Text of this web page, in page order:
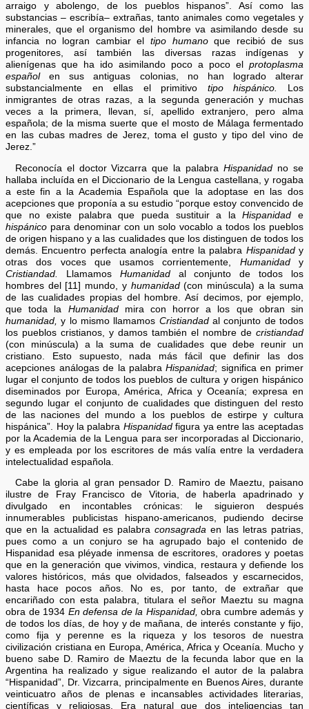
arraigo y abolengo, de los pueblos hispanos”. Así como las
substancias – escribía– extrañas, tanto animales como vegetales y
minerales, que el organismo del hombre va asimilando desde su
infancia no logran cambiar el tipo humanoque recibió de sus
progenitores, así también las diversas razas indígenas y
alienígenas que ha ido asimilando poco a poco el protoplasma
españolen sus antiguas colonias, no han logrado alterar
substancialmente en ellas el primitivo tipo hispánico.
Los
inmigrantes de otras razas, a la segunda generación y muchas
veces a la primera, llevan, sí, apellido extranjero, pero alma
española; de la misma suerte que el mosto de Málaga fermentado
en las cubas madres de Jerez, toma el gusto y tipo del vino de
Jerez.”
Reconocía el doctor Vizcarra que la palabraHispanidad no se
hallaba incluída en el Diccionario de la Lengua castellana, y rogaba
a este fin a la Academia Española que la adoptase en las dos
acepciones que proponía a su estudio “porque estoy convencido de
que no existe palabra que pueda sustituir a laHispanidad e
hispánico para denominar con un solo vocablo a todos los pueblos
de origen hispano y a las cualidades que los distinguen de todos los
demás. Encuentro perfecta analogía entre la palabra Hispanidady
otras dos voces que usamos corrientemente, Humanidady
Cristiandad.
Llamamos Humanidadal conjunto de todos los
hombres del [11] mundo, y humanidad(con minúscula) a la suma
de las cualidades propias del hombre. Así decimos, por ejemplo,
que toda la Humanidadmira con horror a los que obran sin
humanidad, y lo mismo llamamos Cristiandadal conjunto de todos
los pueblos cristianos, y damos también el nombre de cristiandad
(con minúscula) a la suma de cualidades que debe reunir un
cristiano. Esto supuesto, nada más fácil que definir las dos
acepciones análogas de la palabraHispanidad; significa en primer
lugar el conjunto de todos los pueblos de cultura y origen hispánico
diseminados por Europa, América, Africa y Oceanía; expresa en
segundo lugar el conjunto de cualidades que distinguen del resto
de las naciones del mundo a los pueblos de estirpe y cultura
hispánica”. Hoy la palabra Hispanidadfigura ya entre las aceptadas
por la Academia de la Lengua para ser incorporadas al Diccionario,
y es empleada por los escritores de más valía entre la verdadera
intelectualidad española.
Cabe la gloria al gran pensador D. Ramiro de Maeztu, paisano
ilustre de Fray Francisco de Vitoria, de haberla apadrinado y
divulgado en incontables crónicas: le siguieron después
innumerables publicistas hispano-americanos, pudiendo decirse
que en la actualidad es palabraconsagrada en las letras patrias,
pues como a un conjuro se ha agrupado bajo el contenido de
Hispanidad esa pléyade inmensa de escritores, oradores y poetas
que en la generación que vivimos, vindica, restaura y defiende los
valores históricos, más que olvidados, falseados y escarnecidos,
hasta hace pocos años. No es, por tanto, de extrañar que
encariñado con esta palabra, titulara el señor Maeztu su magna
obra de 1934 En defensa de la Hispanidad, obra cumbre además y
de todos los días, de hoy y de mañana, de interés constante y fijo,
como fija y perenne es la riqueza y los tesoros de nuestra
civilización cristiana en Europa, América, Africa y Oceanía. Mucho y
bueno sabe D. Ramiro de Maeztu de la fecunda labor que en la
Argentina ha realizado y sigue realizando el autor de la palabra
“Hispanidad”, Dr. Vizcarra, principalmente en Buenos Aires, durante
veinticuatro años de plenas e incansables actividades literarias,
científicas y religiosas. Era natural que dos inteligencias tan